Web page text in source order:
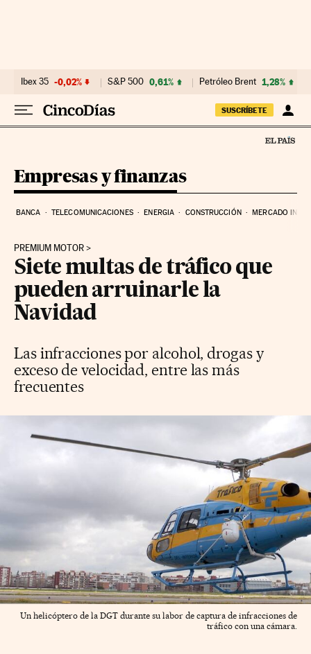
Ibex 35 -0,02% S&P 500 0,61% Petróleo Brent 1,28%
SUSCRÍBETE
Empresas y finanzas
BANCA TELECOMUNICACIONES ENERGIA CONSTRUCCIÓN MERCADO
PREMIUM MOTOR
Siete multas de tráfico que
pueden arruinarle la
Navidad
Las infracciones por alcohol, drogas y
exceso de velocidad, entre las más
frecuentes
Un helicóptero de la DGT durante su labor de captura de infracciones de
tráfico con una cámara.